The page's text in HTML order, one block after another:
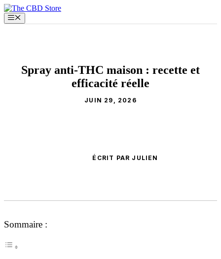
Aller
au
contenu
Menu
Spray anti-THC maison : recette et
efficacité réelle
JUIN 29, 2026
ÉCRIT PAR JULIEN
Sommaire :